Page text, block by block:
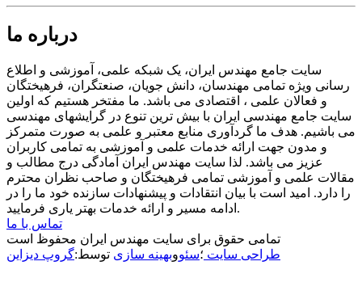
درباره ما
سایت جامع مهندس ایران، یک شبکه علمی، آموزشی و اطلاع
رسانی ویژه تمامی مهندسان، دانش جویان، صنعتگران، فرهیختگان
و فعالان علمی ، اقتصادی می باشد. ما مفتخر هستیم که اولین
سایت جامع مهندسی ایران با بیش ترین تنوع در گرایشهای مهندسی
می باشیم. هدف ما گردآوری منابع معتبر و علمی به صورت متمرکز
و مدون جهت ارائه خدمات علمی و آموزشی به تمامی کاربران
عزیز می باشد. لذا سایت مهندس ایران آمادگی درج مطالب و
مقالات علمی و آموزشی تمامی فرهیختگان و صاحب نظران محترم
را دارد. امید است با بیان انتقادات و پیشنهادات سازنده خود ما را در
ادامه مسیر و ارائه خدمات بهتر یاری فرمایید.
تماس با ما
تمامی حقوق برای سایت مهندس ایران محفوظ است
طراحی سایت ؛سئووبهینه سازی توسط:گروپ دیزاین